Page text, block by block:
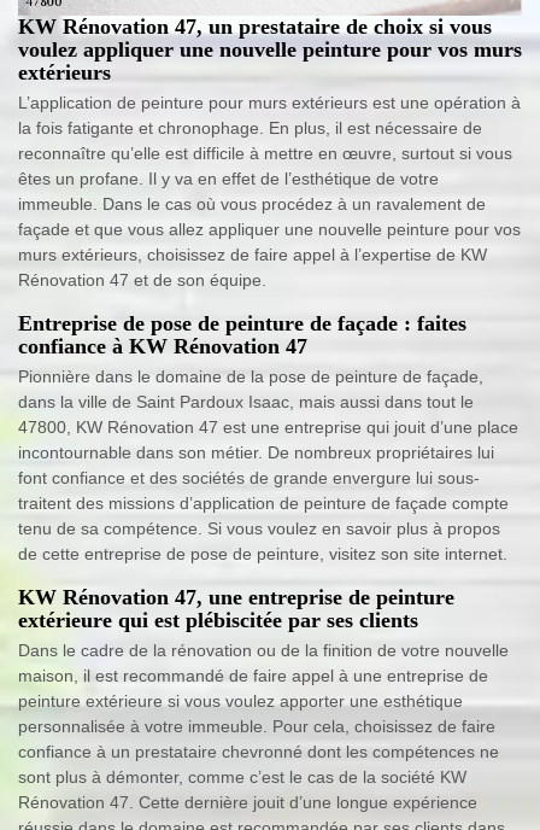
KW Rénovation 47, un prestataire de choix si vous
voulez appliquer une nouvelle peinture pour vos murs
extérieurs
L’application de peinture pour murs extérieurs est une opération à
la fois fatigante et chronophage. En plus, il est nécessaire de
reconnaître qu’elle est difficile à mettre en œuvre, surtout si vous
êtes un profane. Il y va en effet de l’esthétique de votre
immeuble. Dans le cas où vous procédez à un ravalement de
façade et que vous allez appliquer une nouvelle peinture pour vos
murs extérieurs, choisissez de faire appel à l’expertise de KW
Rénovation 47 et de son équipe.
Entreprise de pose de peinture de façade : faites
confiance à KW Rénovation 47
Pionnière dans le domaine de la pose de peinture de façade,
dans la ville de Saint Pardoux Isaac, mais aussi dans tout le
47800, KW Rénovation 47 est une entreprise qui jouit d’une place
incontournable dans son métier. De nombreux propriétaires lui
font confiance et des sociétés de grande envergure lui sous-
traitent des missions d’application de peinture de façade compte
tenu de sa compétence. Si vous voulez en savoir plus à propos
de cette entreprise de pose de peinture, visitez son site internet.
KW Rénovation 47, une entreprise de peinture
extérieure qui est plébiscitée par ses clients
Dans le cadre de la rénovation ou de la finition de votre nouvelle
maison, il est recommandé de faire appel à une entreprise de
peinture extérieure si vous voulez apporter une esthétique
personnalisée à votre immeuble. Pour cela, choisissez de faire
confiance à un prestataire chevronné dont les compétences ne
sont plus à démonter, comme c’est le cas de la société KW
Rénovation 47. Cette dernière jouit d’une longue expérience